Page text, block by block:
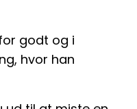
godt og i
hvor han